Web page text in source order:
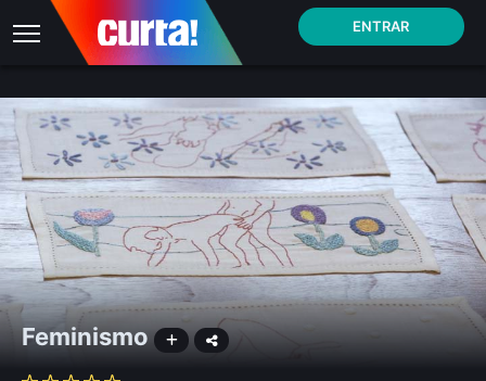
ENTRAR
Feminismo